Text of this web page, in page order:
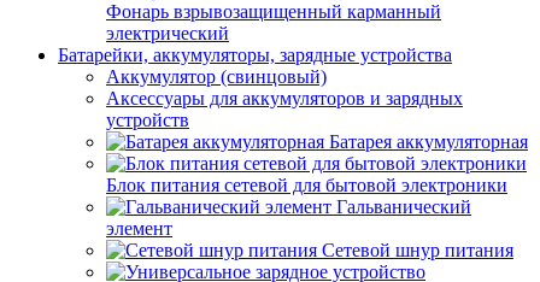
Фонарь взрывозащищенный карманный
электрический
Батарейки, аккумуляторы, зарядные устройства
Аккумулятор (свинцовый)
Аксессуары для аккумуляторов и зарядных
устройств
Батарея аккумуляторная
Блок питания сетевой для бытовой электроники
Гальванический
элемент
Сетевой шнур питания